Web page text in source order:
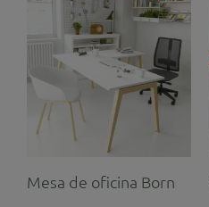
Mesa de oficina Born